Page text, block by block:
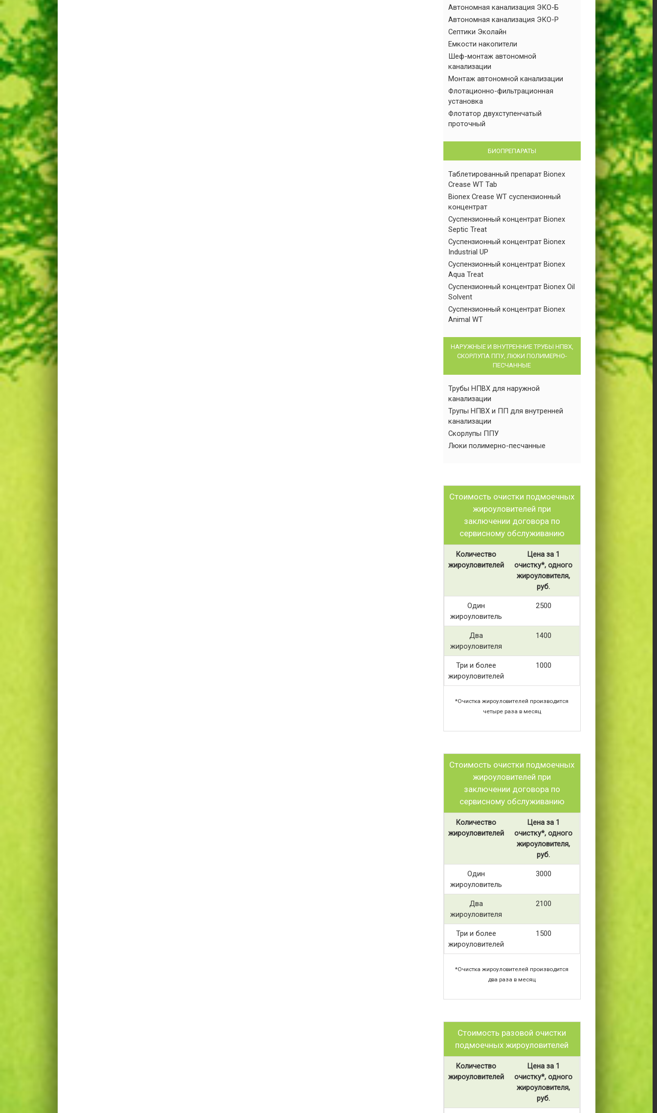
Автономная канализация ЭКО-Б
Автономная канализация ЭКО-Р
Септики Эколайн
Емкости накопители
Шеф-монтаж автономной
канализации
Монтаж автономной канализации
Флотационно-фильтрационная
установка
Флотатор двухступенчатый
проточный
БИОПРЕПАРАТЫ
Таблетированный препарат Bionex
Crease WT Tab
Bionex Crease WT суспензионный
концентрат
Суспензионный концентрат Bionex
Septic Treat
Суспензионный концентрат Bionex
Industrial UP
Суспензионный концентрат Bionex
Aqua Treat
Суспензионный концентрат Bionex Oil
Solvent
Суспензионный концентрат Bionex
Animal WT
НАРУЖНЫЕ И ВНУТРЕННИЕ ТРУБЫ НПВХ,
СКОРЛУПА ППУ, ЛЮКИ ПОЛИМЕРНО-
ПЕСЧАННЫЕ
Трубы НПВХ для наружной
канализации
Трупы НПВХ и ПП для внутренней
канализации
Скорлупы ППУ
Люки полимерно-песчанные
Стоимость очистки подмоечных
жироуловителей при
заключении договора по
сервисному обслуживанию
Количество
жироуловителей
Цена за 1
очистку*, одного
жироуловителя,
руб.
Один
жироуловитель
2500
Два
жироуловителя
1400
Три и более
жироуловителей
1000
*Очистка жироуловителей производится
четыре раза в месяц
Стоимость очистки подмоечных
жироуловителей при
заключении договора по
сервисному обслуживанию
Количество
жироуловителей
Цена за 1
очистку*, одного
жироуловителя,
руб.
Один
жироуловитель
3000
Два
жироуловителя
2100
Три и более
жироуловителей
1500
*Очистка жироуловителей производится
два раза в месяц
Стоимость разовой очистки
подмоечных жироуловителей
Количество
жироуловителей
Цена за 1
очистку*, одного
жироуловителя,
руб.